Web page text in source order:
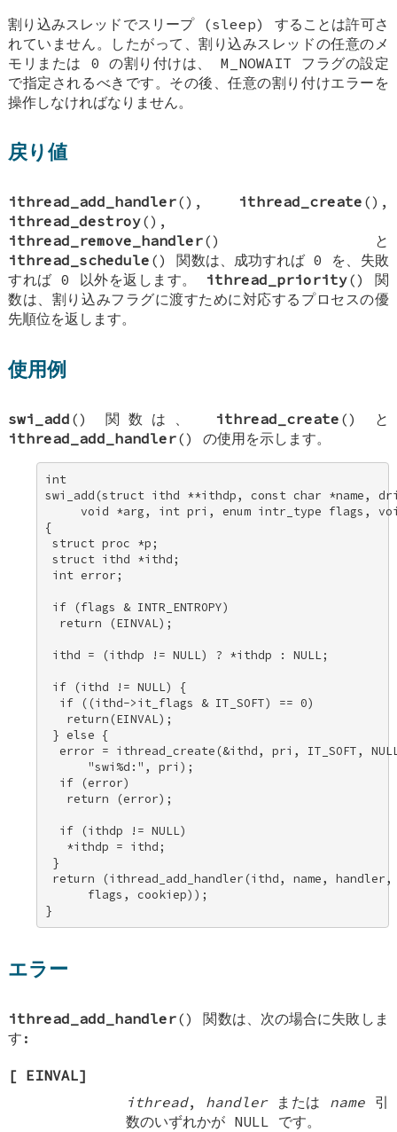
割り込みスレッドでスリープ (sleep) することは許可さ
れていません。したがって、割り込みスレッドの任意のメ
モリまたは 0 の割り付けは、M_NOWAIT フラグの設定
で指定されるべきです。その後、任意の割り付けエラーを
操作しなければなりません。
戻り値
ithread_add_handler(), ithread_create (),
ithread_destroy(),
ithread_remove_handler() と
ithread_schedule () 関数は、成功すれば 0 を、失敗
すれば 0 以外を返します。 ithread_priority() 関
数は、割り込みフラグに渡すために対応するプロセスの優
先順位を返します。
使用例
swi_add () 関数は、 ithread_create () と
ithread_add_handler() の使用を示します。
int
swi_add(struct ithd **ithdp, const char *name,
void *arg, int pri, enum intr_type flags,
{
struct proc *p;
struct ithd *ithd;
int error;
if (flags & INTR_ENTROPY)
  return (EINVAL);
ithd = (ithdp != NULL) ? *ithdp : NULL;
if (ithd != NULL) {
  if ((ithd->it_flags & IT_SOFT) == 0)
   return(EINVAL);
} else {
error = ithread_create(&ithd, pri, IT_SOFT,
      "swi%d:", pri);
  if (error)
   return (error);
  if (ithdp != NULL)
   *ithdp = ithd;
}
return (ithread_add_handler(ithd, name,
      flags, cookiep));
}
エラー
ithread_add_handler() 関数は、次の場合に失敗しま
す:
[ EINVAL]
ithread, handlerまたは name 引
数のいずれかが NULL です。